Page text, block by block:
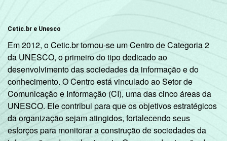
Cetic.br e Unesco
Em 2012, o Cetic.br tornou-se um Centro de Categoria 2
da UNESCO, o primeiro do tipo dedicado ao
desenvolvimento das sociedades da informação e do
conhecimento. O Centro está vinculado ao Setor de
Comunicação e Informação (CI), uma das cinco áreas da
UNESCO. Ele contribui para que os objetivos estratégicos
da organização sejam atingidos, fortalecendo seus
esforços para monitorar a construção de sociedades da